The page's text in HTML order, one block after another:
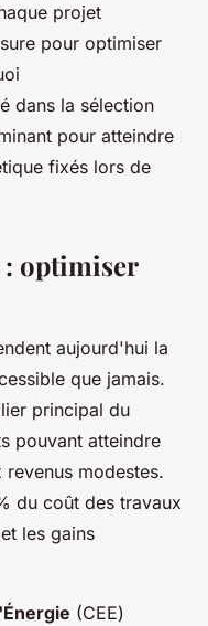
projet
pour optimiser
dans la sélection
pour atteindre
fixés lors de
: optimiser
aujourd'hui la
que jamais.
principal du
pouvant atteindre
modestes.
du coût des travaux
les gains
(CEE)